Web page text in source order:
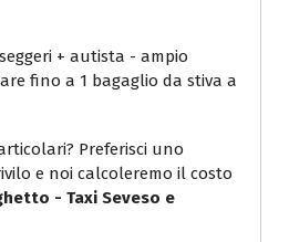
+ autista - ampio
fino a 1 bagaglio da stiva a
Preferisci uno
e noi calcoleremo il costo
- Taxi Seveso e